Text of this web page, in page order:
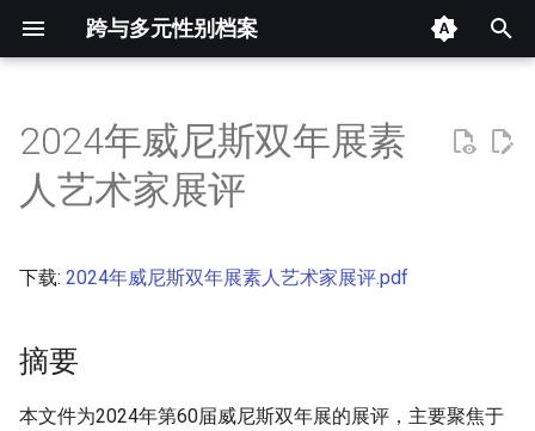
跨与多元性别档案
开
摘要
2024年威尼斯双年展素
人艺术家展评
下载: 2024年威尼斯双年展素人艺术家展评.pdf
摘要
本文件为2024年第60届威尼斯双年展的展评，主要聚焦于